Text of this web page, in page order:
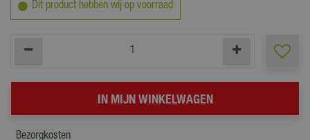
Dit product hebben wij op voorraad
Bezorgkosten